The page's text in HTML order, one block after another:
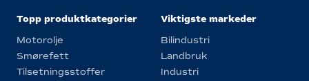
Topp produktkategorier
Motorolje
Smørefett
Tilsetningsstoffer
Viktigste markeder
Bilindustri
Landbruk
Industri